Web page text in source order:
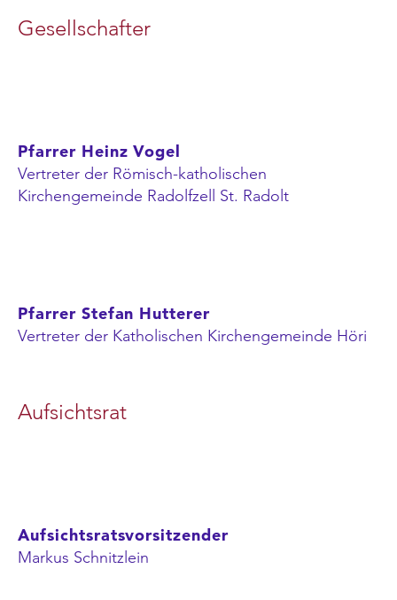
Gesellschafter
Pfarrer Heinz Vogel
Vertreter der Römisch-katholischen
Kirchengemeinde Radolfzell St. Radolt
Pfarrer Stefan Hutterer
Vertreter der Katholischen Kirchengemeinde Höri
Aufsichtsrat
Aufsichtsratsvorsitzender
Markus Schnitzlein